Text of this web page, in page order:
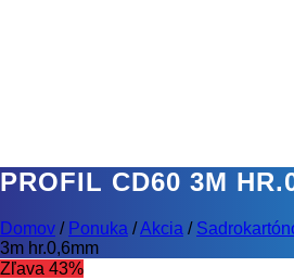
PROFIL CD60 3M
Domov / Ponuka /Akcia /
3m hr.0,6mm
Zľava 43%